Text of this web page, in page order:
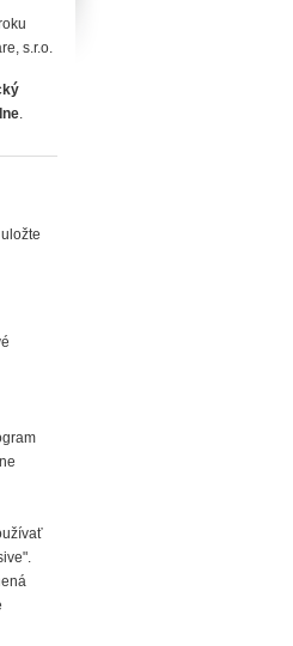
s.r.o.
.